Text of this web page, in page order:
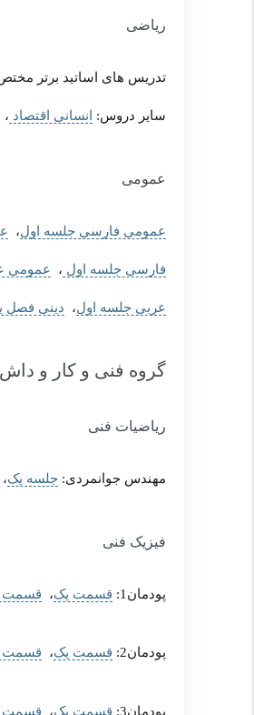
ریاضی
تدریس های اساتید برتر
سایر دروس: انسانی اقتصاد ،
عمومی
عمومی فارسی جلسه اول،
فارسی جلسه اول ، عمومی
عربی جلسه اول، دینی فصل
گروه فنی و کار و داش
ریاضیات فنی
مهندس جوانمردی: جلسه یک،
فیزیک فنی
پودمان1: قسمت یک، قسمت
پودمان2: قسمت یک، قسمت
پودمان3: قسمت یک، قسمت